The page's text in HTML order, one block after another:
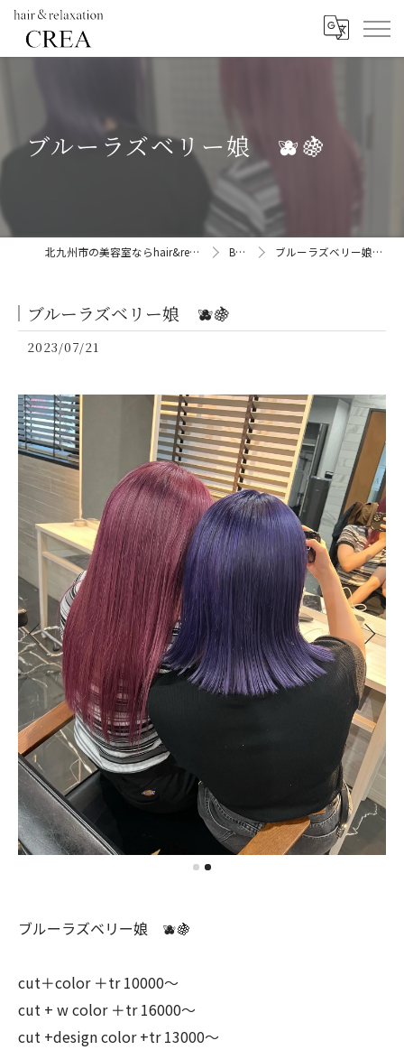
ブルーラズベリー娘 🫐🍇
北九州市の美容室ならhair&relaxation CREA BLOG ブルーラズベリー娘 🫐🍇
ブルーラズベリー娘 🫐🍇
2023/07/21
ブルーラズベリー娘 🫐🍇
cut＋color ＋tr 10000〜
cut + w color ＋tr 16000〜
cut +design color +tr 13000〜